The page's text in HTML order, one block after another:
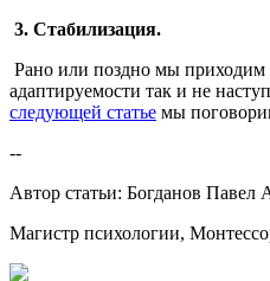
3. Стабилизация.
Рано или поздно мы приходим
адаптируемости так и не
следующей статье мы
--
Автор статьи: Богданов Павел
Магистр психологии,